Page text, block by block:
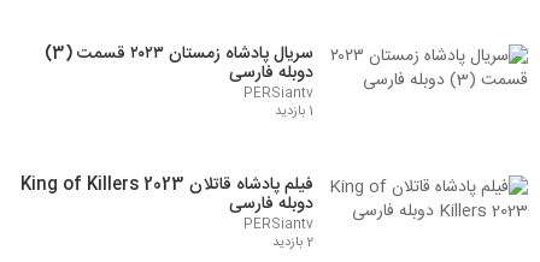
سریال پادشاه زمستان ۲۰۲۳ قسمت (3)
دوبله فارسی
PERSiantv
1 بازدید
فیلم پادشاه قاتلان King of Killers 2023
دوبله فارسی
PERSiantv
2 بازدید